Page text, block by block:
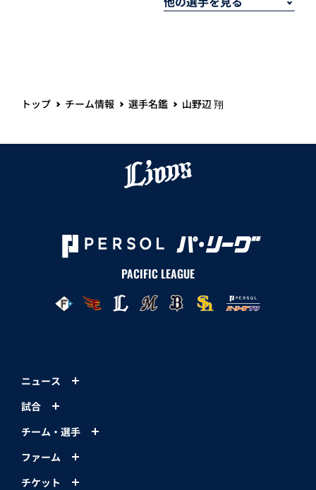
トップ チーム情報 選手名鑑 山野辺 翔
PACIFIC LEAGUE
ニュース
試合
チーム・選手
ファーム
チケット